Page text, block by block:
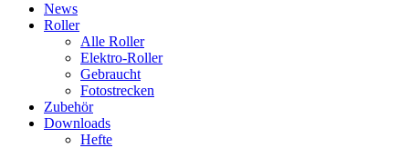
News
Roller
Alle Roller
Elektro-Roller
Gebraucht
Fotostrecken
Zubehör
Downloads
Hefte